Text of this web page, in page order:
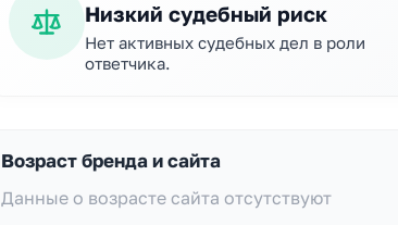
Низкий судебный риск
Нет активных судебных дел в роли
ответчика.
Возраст бренда и сайта
Данные о возрасте сайта отсутствуют